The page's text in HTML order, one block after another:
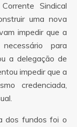
Sindical
uma nova
impedir que a
para
a delegação de
impedir que a
credenciada,
dos fundos foi o